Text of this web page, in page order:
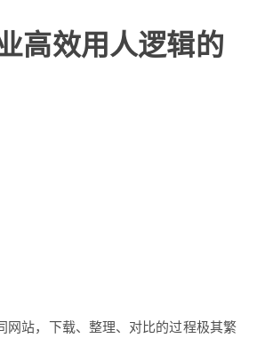
高效用人逻辑的
网站，下载、整理、对比的过程极其繁